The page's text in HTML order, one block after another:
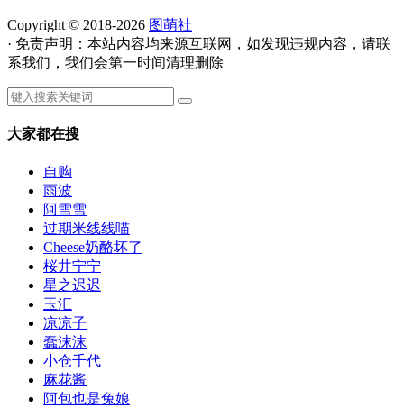
Copyright © 2018-2026 图萌社
· 免责声明：本站内容均来源互联网，如发现违规内容，请联
系我们，我们会第一时间清理删除
大家都在搜
自购
雨波
阿雪雪
过期米线线喵
Cheese奶酪坏了
桜井宁宁
星之迟迟
玉汇
凉凉子
蠢沫沫
小仓千代
麻花酱
阿包也是兔娘